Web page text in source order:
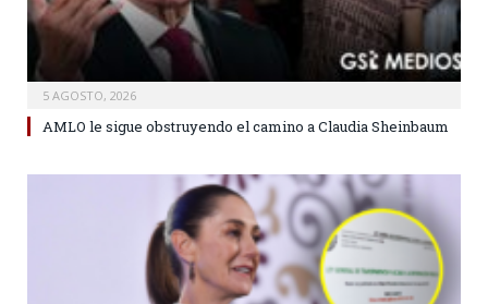
5 AGOSTO, 2026
AMLO le sigue obstruyendo el camino a Claudia Sheinbaum